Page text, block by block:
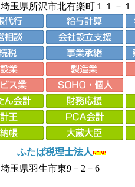
埼玉県所沢市北有楽町１１－１
ふたば税理士法人
埼玉県羽生市東9－2－6